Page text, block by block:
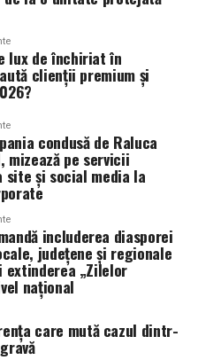
DOWNTOWN FITNESS
HOUSE; CLAUMAR
ȘTIINȚE AGRONOMICE
RESORT –
GALLERY;
Zâmbește”.
.
–
RADIO ROMANIA
formatie nuntanu doar
oamenii pe ringul de
obisnuita intr-un
si poate face diferenta
memorabila.
lux de închiriat în
clienții premium și
condusă de Raluca
mizează pe servicii
și social media la
includerea diasporei
județene și regionale
extinderea „Zilelor
național
care mută cazul dintr-